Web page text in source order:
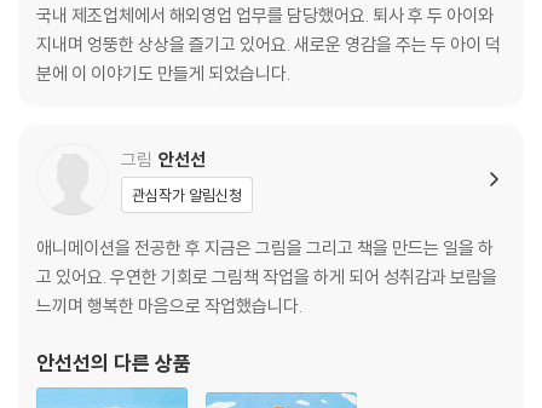
국내 제조업체에서 해외영업 업무를 담당했어요. 퇴사 후 두 아이와
지내며 엉뚱한 상상을 즐기고 있어요. 새로운 영감을 주는 두 아이 덕
분에 이 이야기도 만들게 되었습니다.
그림 안선선
관심작가 알림신청
애니메이션을 전공한 후 지금은 그림을 그리고 책을 만드는 일을 하
고 있어요. 우연한 기회로 그림책 작업을 하게 되어 성취감과 보람을
느끼며 행복한 마음으로 작업했습니다.
안선선의 다른 상품